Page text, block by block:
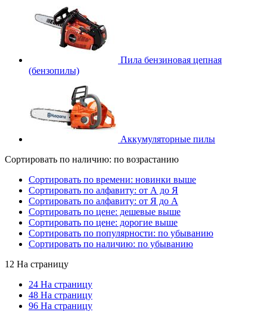
Пила бензиновая цепная
(бензопилы)
Аккумуляторные пилы
Сортировать по наличию: по возрастанию
Сортировать по времени: новинки выше
Сортировать по алфавиту: от А до Я
Сортировать по алфавиту: от Я до А
Сортировать по цене: дешевые выше
Сортировать по цене: дорогие выше
Сортировать по популярности: по убыванию
Сортировать по наличию: по убыванию
12 На страницу
24 На страницу
48 На страницу
96 На страницу